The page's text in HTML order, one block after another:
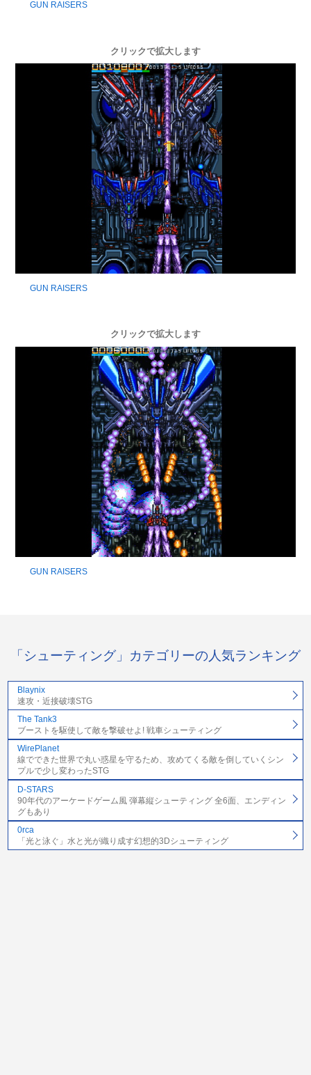
GUN RAISERS
クリックで拡大します
GUN RAISERS
クリックで拡大します
GUN RAISERS
「シューティング」カテゴリーの人気ランキング
Blaynix
速攻・近接破壊STG
The Tank3
ブーストを駆使して敵を撃破せよ! 戦車シューティング
WirePlanet
線でできた世界で丸い惑星を守るため、攻めてくる敵を倒していくシン
プルで少し変わったSTG
D-STARS
90年代のアーケードゲーム風 弾幕縦シューティング 全6面、エンディン
グもあり
0rca
「光と泳ぐ」水と光が織り成す幻想的3Dシューティング